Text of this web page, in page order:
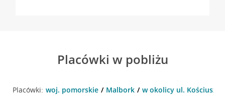
Placówki w pobliżu
Placówki: woj. pomorskie Malbork w okolicy ul. Kościuszki